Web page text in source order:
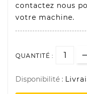
contactez nous
votre machine.
QUANTITÉ :
Disponibilité :